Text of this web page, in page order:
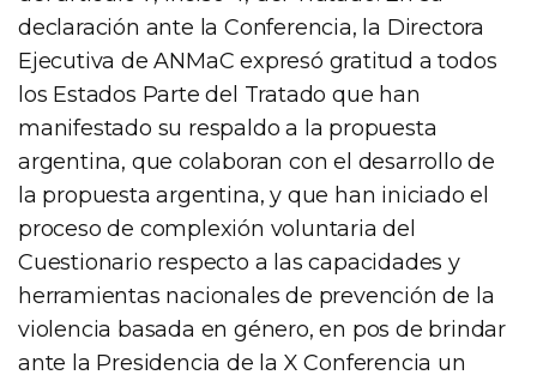
declaración ante la Conferencia, la Directora
Ejecutiva de ANMaC expresó gratitud a todos
los Estados Parte del Tratado que han
manifestado su respaldo a la propuesta
argentina, que colaboran con el desarrollo de
la propuesta argentina, y que han iniciado el
proceso de complexión voluntaria del
Cuestionario respecto a las capacidades y
herramientas nacionales de prevención de la
violencia basada en género, en pos de brindar
ante la Presidencia de la X Conferencia un